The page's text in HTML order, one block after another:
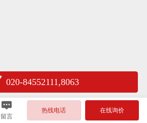
020-84552111,8063
留言
热线电话 在线询价